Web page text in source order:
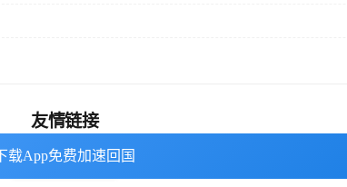
载App免费加速回国
载App免费加速回国
友情链接
番茄加速器